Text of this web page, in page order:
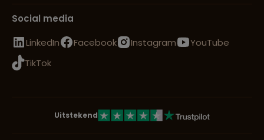
Social media
LinkedIn
Facebook Instagram
YouTube
TikTok
Uitstekend